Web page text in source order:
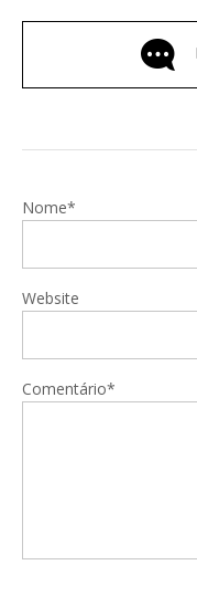
Nome*
Website
Comentário*